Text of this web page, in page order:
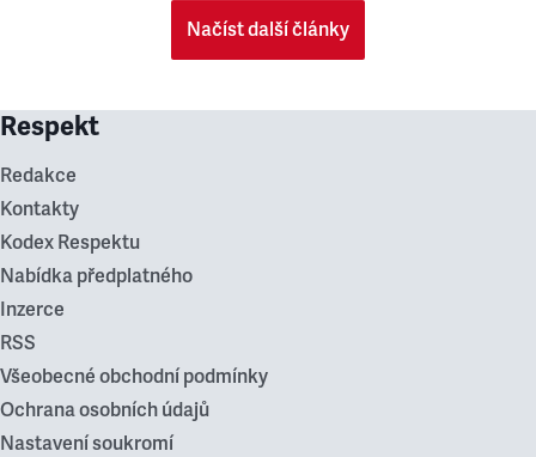
Načíst další články
Respekt
Redakce
Kontakty
Kodex Respektu
Nabídka předplatného
Inzerce
RSS
Všeobecné obchodní podmínky
Ochrana osobních údajů
Nastavení soukromí